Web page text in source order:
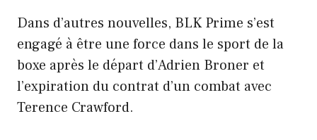
Dans d’autres nouvelles, BLK Prime s’est
engagé à être une force dans le sport de la
boxe après le départ d’Adrien Broner et
l’expiration du contrat d’un combat avec
Terence Crawford.